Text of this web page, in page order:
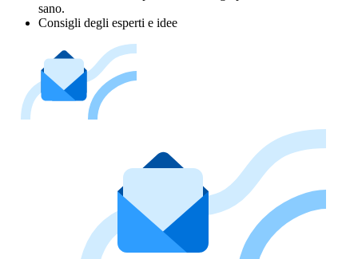
sano.
Consigli degli esperti e idee